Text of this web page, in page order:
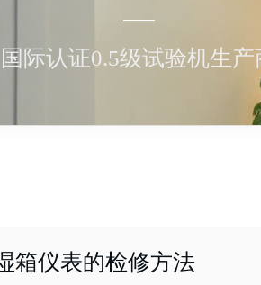
国际认证0.5级试验机生产
箱仪表的检修方法